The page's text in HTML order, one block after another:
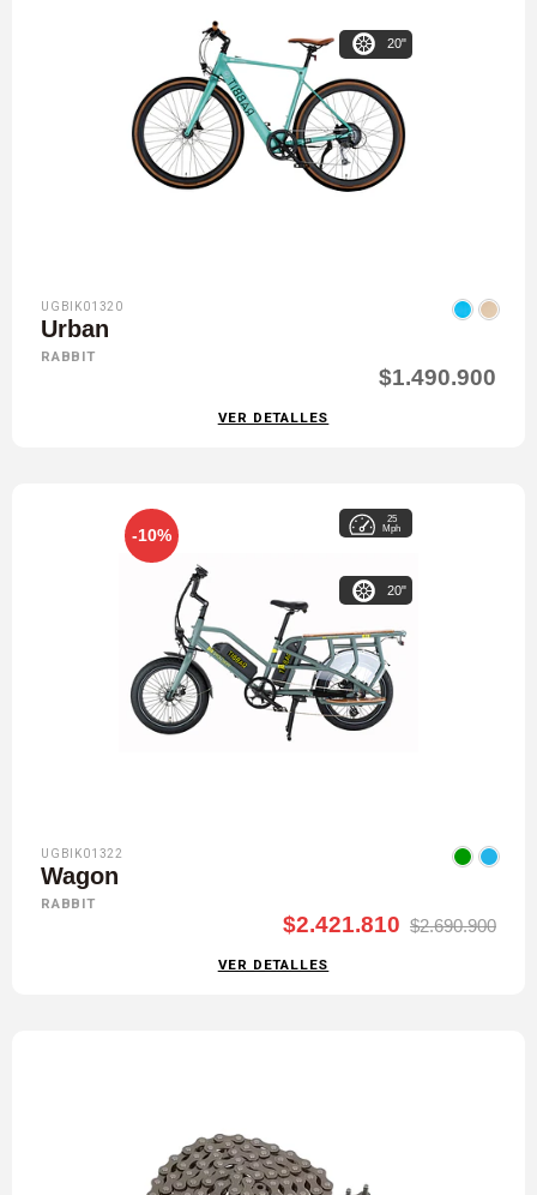
20"
UGBIK01320
Urban
RABBIT
$1.490.900
VER DETALLES
-10%
25
Mph
20"
UGBIK01322
Wagon
RABBIT
$2.421.810 $2.690.900
VER DETALLES